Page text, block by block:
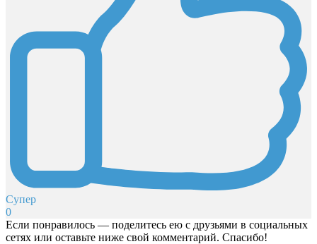
Супер
0
Если понравилось — поделитесь ею с друзьями в социальных
сетях или оставьте ниже свой комментарий. Спасибо!